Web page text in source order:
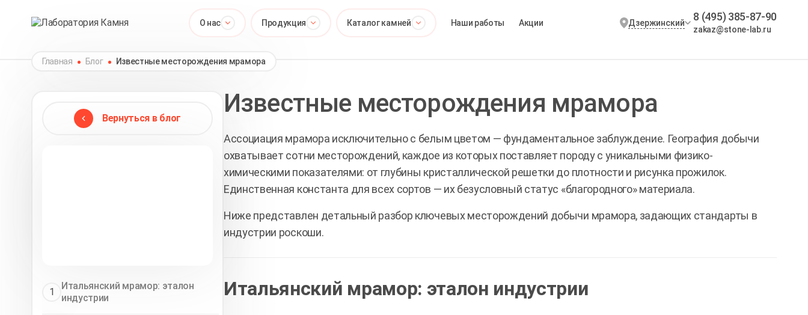
О нас Продукция Каталог камней Наши работы Акции Дзержинский 8 (495) 385-87-90
zakaz@stone-lab.ru
Главная Блог Известные месторождения мрамора
Вернуться в блог
1
Итальянский мрамор: эталон
индустрии
Известные месторождения мрамора
Ассоциация мрамора исключительно с белым цветом — фундаментальное заблуждение. География добычи
охватывает сотни месторождений, каждое из которых поставляет породу с уникальными физико-
химическими показателями: от глубины кристаллической решетки до плотности и рисунка прожилок.
Единственная константа для всех сортов — их безусловный статус «благородного» материала.
Ниже представлен детальный разбор ключевых месторождений добычи мрамора, задающих стандарты в
индустрии роскоши.
Итальянский мрамор: эталон индустрии